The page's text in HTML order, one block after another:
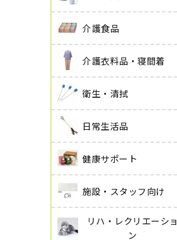
介護食品
介護衣料品・寝間着
衛生・清拭
日常生活品
健康サポート
施設・スタッフ向け
リハ・レクリエーショ
ン